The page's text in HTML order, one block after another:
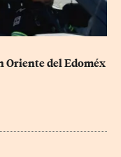
Oriente del Edoméx